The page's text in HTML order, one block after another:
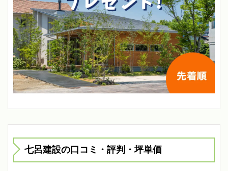
七呂建設の口コミ・評判・坪単価